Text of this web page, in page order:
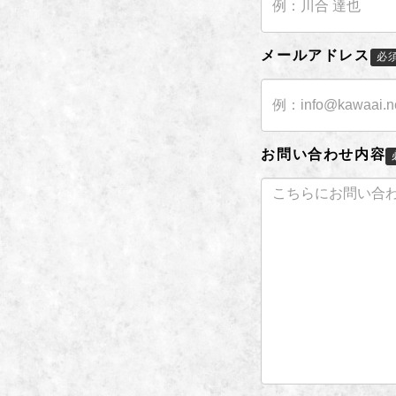
メールアドレス 必
お問い合わせ内容